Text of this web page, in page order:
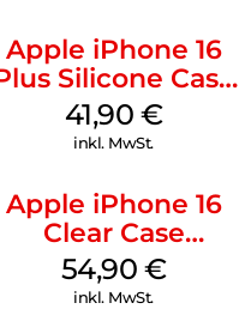
Apple iPhone 16
Silicone Case
MagSafe Stone
Gray
41,90 €
inkl. MwSt.
Apple iPhone 16
Clear Case
MagSafe
Transparent
54,90 €
inkl. MwSt.